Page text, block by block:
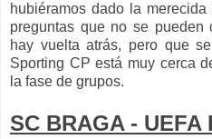
hubiéramos dado la
preguntas que no se pueden
hay vuelta atrás, pero que
Sporting CP está muy cerca
la fase de grupos.
SC BRAGA - UEFA